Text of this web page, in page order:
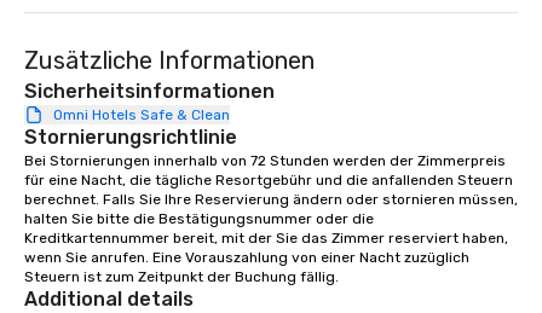
dining experience melded into one,
that are sure to add new vitality to
meeting events, from conferences to
team building. All-Inclusive Group
Dining When meeting planners book a
corporate group event through Lip
Smacking Foodie Tours, the entire
group is assured a top-notch dining
experience with three to four
signature dishes at each restaurant.
Zusätzliche Informationen
Sicherheitsinformationen
Omni Hotels Safe & Clean
Stornierungsrichtlinie
Bei Stornierungen innerhalb von 72 Stunden werden der Zimmerpreis
für eine Nacht, die tägliche Resortgebühr und die anfallenden Steuern
berechnet. Falls Sie Ihre Reservierung ändern oder stornieren müssen,
halten Sie bitte die Bestätigungsnummer oder die
Kreditkartennummer bereit, mit der Sie das Zimmer reserviert haben,
wenn Sie anrufen. Eine Vorauszahlung von einer Nacht zuzüglich
Steuern ist zum Zeitpunkt der Buchung fällig.
Additional details